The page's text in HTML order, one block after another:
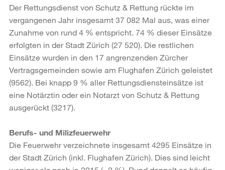
Der Rettungsdienst von Schutz & Rettung rückte im
vergangenen Jahr insgesamt 37 082 Mal aus, was einer
Zunahme von rund 4 % entspricht. 74 % dieser Einsätze
erfolgten in der Stadt Zürich (27 520). Die restlichen
Einsätze wurden in den 17 angrenzenden Zürcher
Vertragsgemeinden sowie am Flughafen Zürich geleistet
(9562). Bei knapp 9 % aller Rettungsdiensteinsätze ist
eine Notärztin oder ein Notarzt von Schutz & Rettung
ausgerückt (3217).
Berufs- und Milizfeuerwehr
Die Feuerwehr verzeichnete insgesamt 4295 Einsätze in
der Stadt Zürich (inkl. Flughafen Zürich). Dies sind leicht